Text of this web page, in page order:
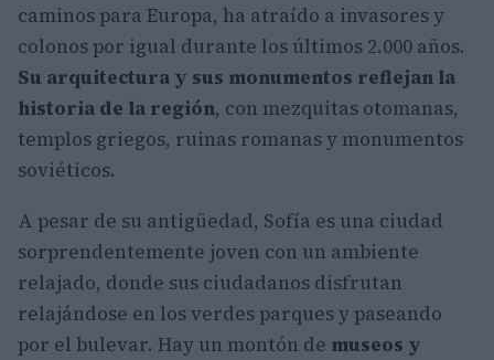
caminos para Europa, ha atraído a invasores y
colonos por igual durante los últimos 2.000 años.
Su arquitectura y sus monumentos reflejan la
historia de la región, con mezquitas otomanas,
templos griegos, ruinas romanas y monumentos
soviéticos.
A pesar de su antigüedad, Sofía es una ciudad
sorprendentemente joven con un ambiente
relajado, donde sus ciudadanos disfrutan
relajándose en los verdes parques y paseando
por el bulevar. Hay un montón de museos y